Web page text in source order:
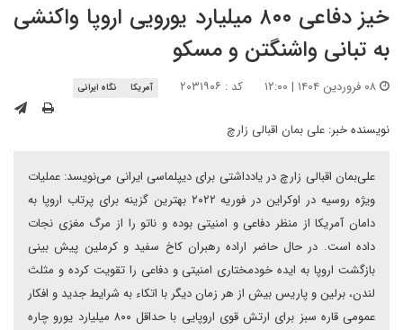
خیز دفاعی ۸۰۰ میلیارد یورویی اروپا واکنشی
به تبانی واشنگتن و مسکو
کد : ۲۰۳۱۹۰۶ آمریکا نگاه ایرانی
نویسنده خبر: علی بمان اقبالی زارچ
علی‌بمان اقبالی زارچ در یادداشتی برای دیپلماسی ایرانی می‌نویسد: عملیات
ویژه روسیه در اوکراین در فوریه ۲۰۲۲ بهترین گزینه برای پرتاب اروپا به
دامان آمریکا از منظر دفاعی و امنیتی بوده و ناتو را از مرگ مغزی نجات
داده است. در حال حاضر اراده رهبران کاخ سفید و کرملین پیش بینی
بازگشت اروپا به ایده خودمختاری امنیتی و دفاعی را تقویت کرده و مثلث
لندن، برلین و پاریس بیش از هر زمان دیگر با اتکاء به شرایط جدید و افکار
عمومی قاره سبز برای ارتش قوی اروپایی با حداقل ۸۰۰ میلیارد یورو چاره